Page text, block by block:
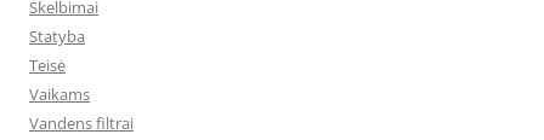
Skelbimai
Statyba
Teisė
Vaikams
Vandens filtrai